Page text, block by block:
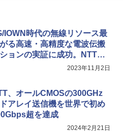
IOWN時代の無線リソース最
る高速・高精度な電波伝搬
ョンの実証に成功。NTTと
2023年11月2日
、オールCMOSの300GHz
アレイ送信機を世界で初め
超を達成
2024年2月21日